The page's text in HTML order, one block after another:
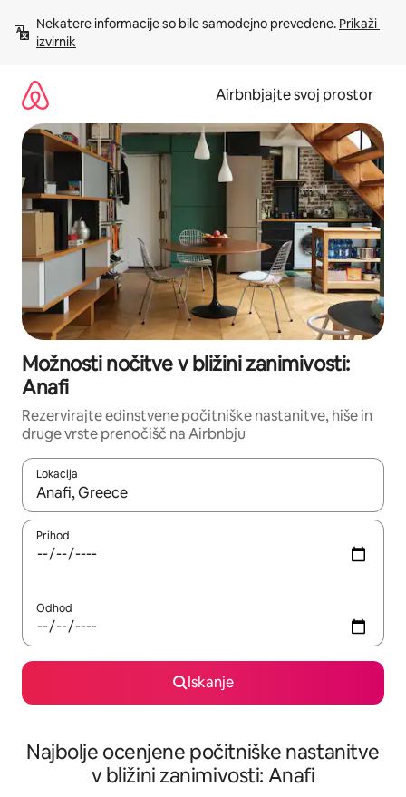
vsebino
Nekatere informacije so bile samodejno prevedene. Prikaži
izvirnik
Airbnbjajte svoj prostor
Možnosti nočitve v bližini zanimivosti:
Anafi
Rezervirajte edinstvene počitniške nastanitve, hiše in
druge vrste prenočišč na Airbnbju
Lokacija
Ko so rezultati na voljo, krmarite s puščičnima tipkama gor in
Prihod
Odhod
Iskanje
Najbolje ocenjene počitniške nastanitve
v bližini zanimivosti: Anafi